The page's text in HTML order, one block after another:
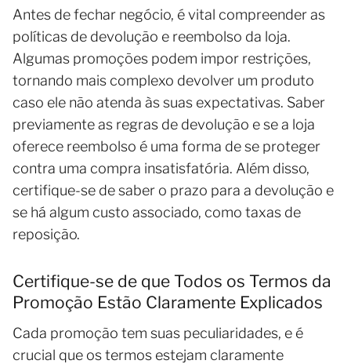
Antes de fechar negócio, é vital compreender as
políticas de devolução e reembolso da loja.
Algumas promoções podem impor restrições,
tornando mais complexo devolver um produto
caso ele não atenda às suas expectativas. Saber
previamente as regras de devolução e se a loja
oferece reembolso é uma forma de se proteger
contra uma compra insatisfatória. Além disso,
certifique-se de saber o prazo para a devolução e
se há algum custo associado, como taxas de
reposição.
Certifique-se de que Todos os Termos da
Promoção Estão Claramente Explicados
Cada promoção tem suas peculiaridades, e é
crucial que os termos estejam claramente